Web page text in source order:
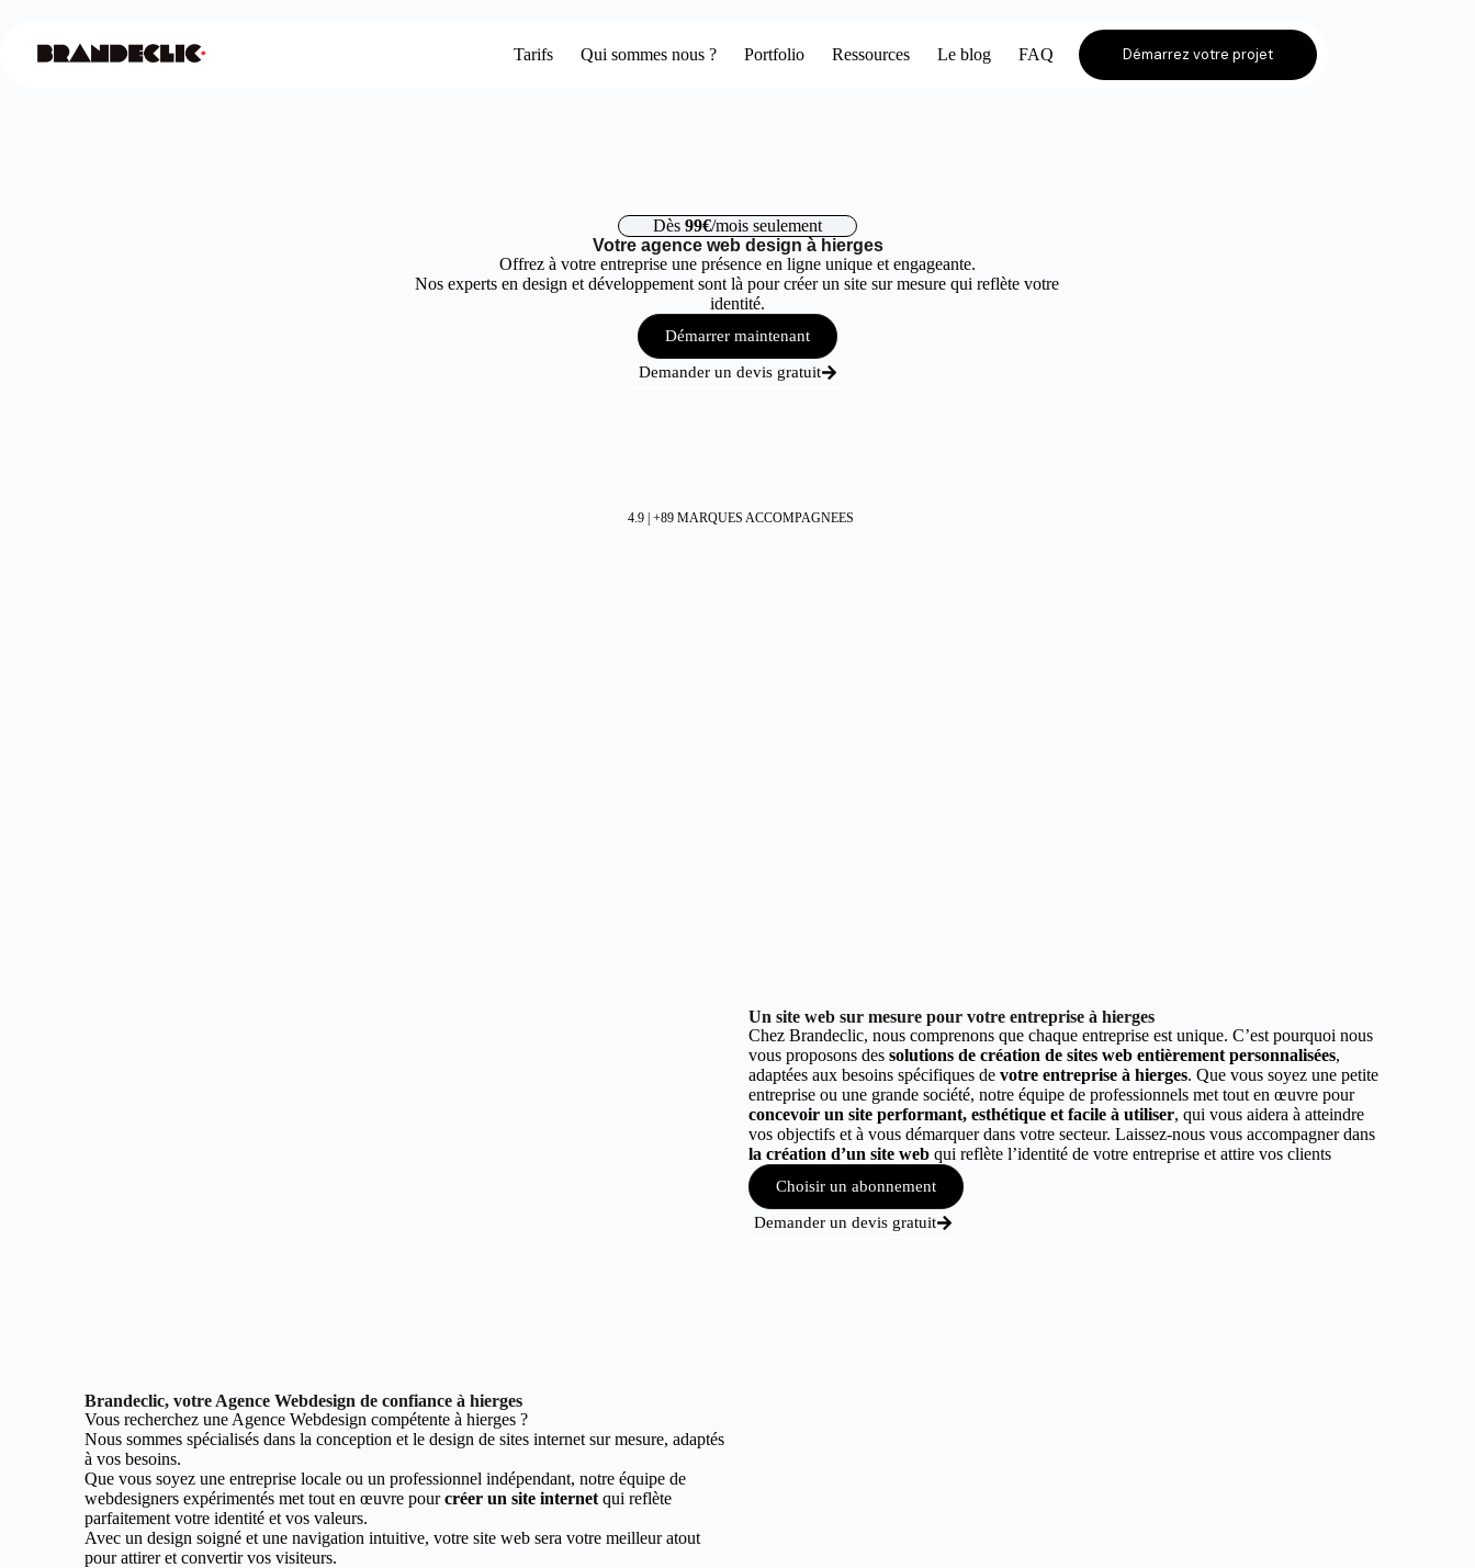
Tarifs Qui sommes nous ? Portfolio Ressources Le blog FAQ Démarrez votre projet
Dès 99€/mois seulement
Votre agence web design à hierges
Offrez à votre entreprise une présence en ligne unique et engageante.
Nos experts en design et développement sont là pour créer un site sur mesure qui reflète votre
identité.
Démarrer maintenant
Demander un devis gratuit
4.9 | +89 MARQUES ACCOMPAGNEES
Un site web sur mesure pour votre entreprise à hierges
Chez Brandeclic, nous comprenons que chaque entreprise est unique. C’est pourquoi nous
vous proposons des solutions de création de sites web entièrement personnalisées,
adaptées aux besoins spécifiques de votre entreprise à hierges. Que vous soyez une petite
entreprise ou une grande société, notre équipe de professionnels met tout en œuvre pour
concevoir un site performant, esthétique et facile à utiliser, qui vous aidera à atteindre
vos objectifs et à vous démarquer dans votre secteur. Laissez-nous vous accompagner dans
la création d’un site web qui reflète l’identité de votre entreprise et attire vos clients
Choisir un abonnement
Demander un devis gratuit
Brandeclic, votre Agence Webdesign de confiance à hierges
Vous recherchez une Agence Webdesign compétente à hierges ?
Nous sommes spécialisés dans la conception et le design de sites internet sur mesure, adaptés
à vos besoins.
Que vous soyez une entreprise locale ou un professionnel indépendant, notre équipe de
webdesigners expérimentés met tout en œuvre pourcréer un site internetqui reflète
parfaitement votre identité et vos valeurs.
Avec un design soigné et une navigation intuitive, votre site web sera votre meilleur atout
pour attirer et convertir vos visiteurs.